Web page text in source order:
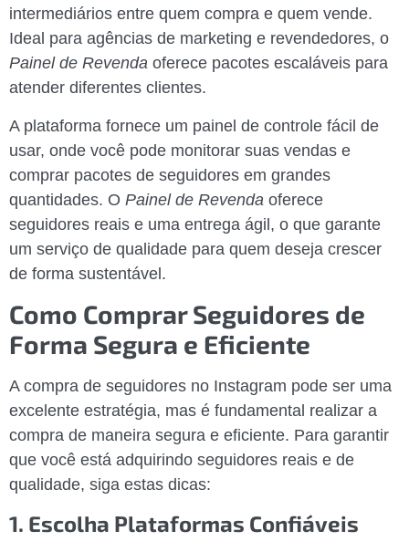
intermediários entre quem compra e quem vende.
Ideal para agências de marketing e revendedores, o
Painel de Revenda oferece pacotes escaláveis para
atender diferentes clientes.
A plataforma fornece um painel de controle fácil de
usar, onde você pode monitorar suas vendas e
comprar pacotes de seguidores em grandes
quantidades. O Painel de Revenda oferece
seguidores reais e uma entrega ágil, o que garante
um serviço de qualidade para quem deseja crescer
de forma sustentável.
Como Comprar Seguidores de
Forma Segura e Eficiente
A compra de seguidores no Instagram pode ser uma
excelente estratégia, mas é fundamental realizar a
compra de maneira segura e eficiente. Para garantir
que você está adquirindo seguidores reais e de
qualidade, siga estas dicas:
1. Escolha Plataformas Confiáveis